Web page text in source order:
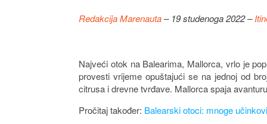
Redakcija Marenauta– 19 studenoga 2022 –
Najveći otok na Balearima, Mallorca, vrlo je
provesti vrijeme opuštajući se na jednoj od
citrusa i drevne tvrđave. Mallorca spaja
Pročitaj također: Balearski otoci: mnoge